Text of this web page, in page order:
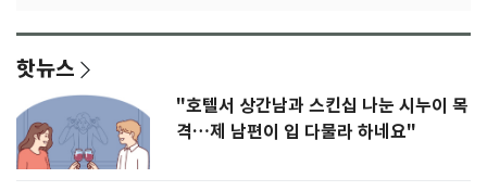
핫뉴스
"호텔서 상간남과 스킨십 나눈 시누이 목
격…제 남편이 입 다물라 하네요"